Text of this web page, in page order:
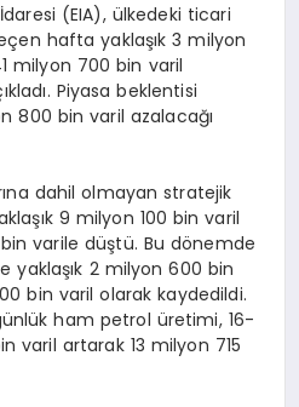
(EIA), ülkedeki ticari
hafta yaklaşık 3 milyon
milyon 700 bin varil
Piyasa beklentisi
800 bin varil azalacağı
dahil olmayan stratejik
9 milyon 100 bin varil
varile düştü. Bu dönemde
yaklaşık 2 milyon 600 bin
bin varil olarak kaydedildi.
ham petrol üretimi, 16-
varil artarak 13 milyon 715